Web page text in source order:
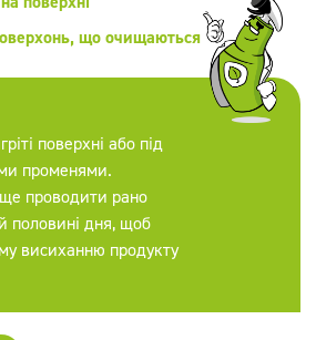
що очищаються
поверхні або під
променями.
проводити рано
половині дня, щоб
висиханню продукту